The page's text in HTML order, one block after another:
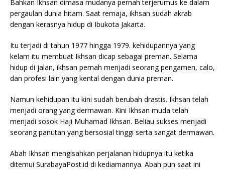
Bahkan Ikhsan dimasa mudanya pernah terjerumus ke dalam
pergaulan dunia hitam. Saat remaja, ikhsan sudah akrab
dengan kerasnya hidup di Ibukota Jakarta.
Itu terjadi di tahun 1977 hingga 1979. kehidupannya yang
kelam itu membuat Ikhsan dicap sebagai preman. Selama
hidup di jalan, ikhsan pernah menjadi seorang pengamen, calo,
dan profesi lain yang kental dengan dunia preman.
Namun kehidupan itu kini sudah berubah drastis. Ikhsan telah
menjadi orang yang dermawan. Kini Ikhsan muda telah
menjadi sosok Haji Muhamad Ikhsan. Beliau sukses menjadi
seorang panutan yang bersosial tinggi serta sangat dermawan.
Abah Ikhsan mengisahkan perjalanan hidupnya itu ketika
ditemui SurabayaPost.id di kediamannya. Abah pun saat ini